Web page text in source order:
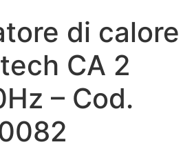
di calore
CA 2
– Cod.